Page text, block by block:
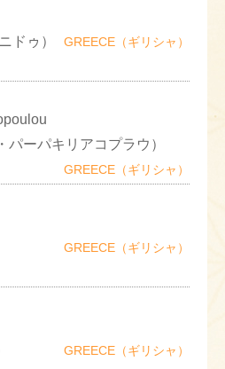
ドゥ）
GREECE（ギリシャ）
パーパキリアコプラウ）
GREECE（ギリシャ）
GREECE（ギリシャ）
GREECE（ギリシャ）